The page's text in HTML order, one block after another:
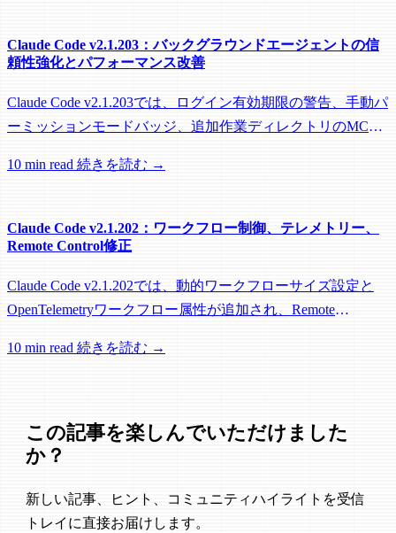
Claude Code v2.1.203：バックグラウンドエージェントの信
頼性強化とパフォーマンス改善
Claude Code v2.1.203では、ログイン有効期限の警告、手動パ
ーミッションモードバッジ、追加作業ディレクトリのMCP
パフォーマンスに関する多数の修正が含まれています。
10 min read 続きを読む →
Claude Code v2.1.202：ワークフロー制御、テレメトリー、
Remote Control修正
Claude Code v2.1.202では、動的ワークフローサイズ設定と
OpenTelemetryワークフロー属性が追加され、Remote
の修正が含まれています。
10 min read 続きを読む →
この記事を楽しんでいただけました
か？
新しい記事、ヒント、コミュニティハイライトを受信
トレイに直接お届けします。